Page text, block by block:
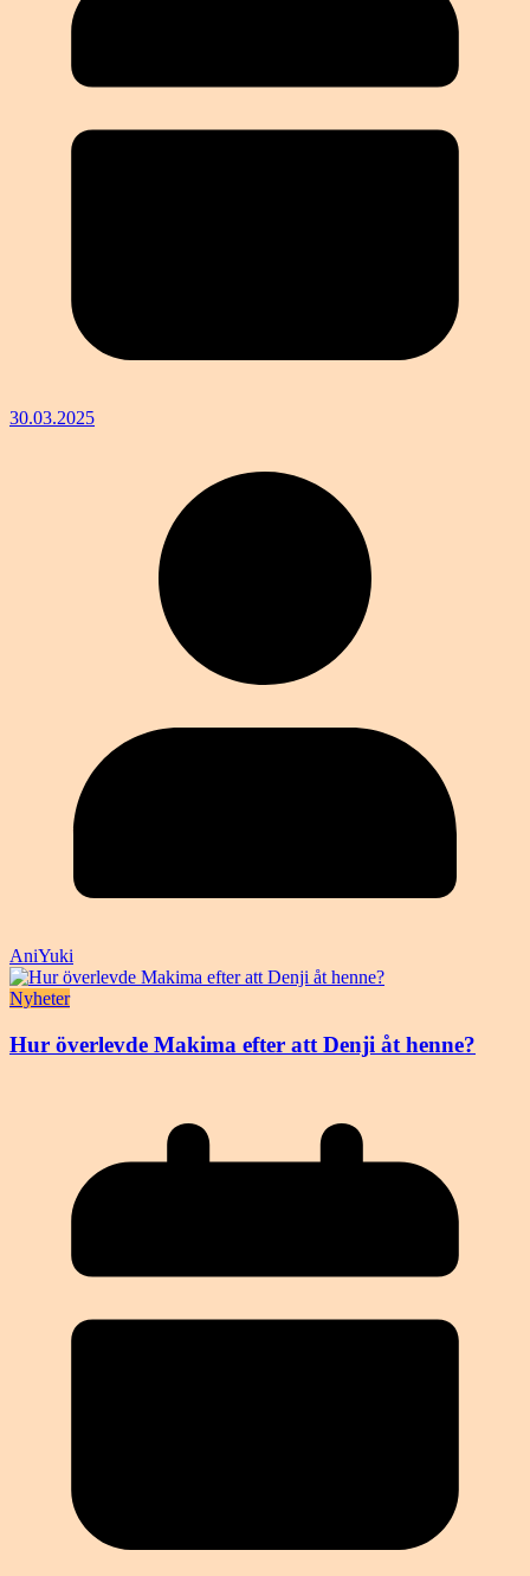
30.03.2025
AniYuki
Nyheter
Hur överlevde Makima efter att Denji åt henne?